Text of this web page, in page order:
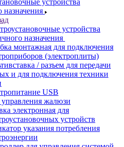
устройства
назначения
устройства
назначения
монтажная для подключения
(электроплиты)
/ разъем для передачи
и для подключения техники
USB
жалюзи
электронная для
устройств
указания потребления